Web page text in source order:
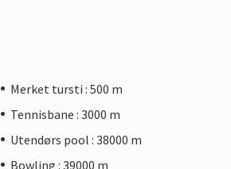
Merket tursti : 500 m
Tennisbane : 3000 m
Utendørs pool : 38000 m
Bowling : 39000 m